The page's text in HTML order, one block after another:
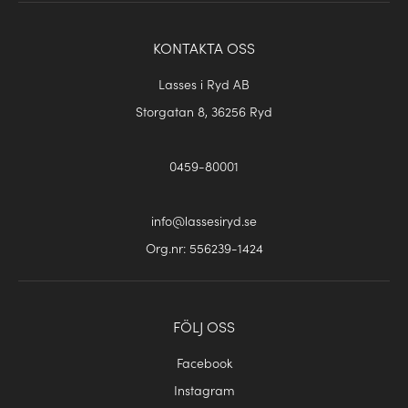
KONTAKTA OSS
Lasses i Ryd AB
Storgatan 8, 36256 Ryd
0459-80001
info@lassesiryd.se
Org.nr: 556239-1424
FÖLJ OSS
Facebook
Instagram